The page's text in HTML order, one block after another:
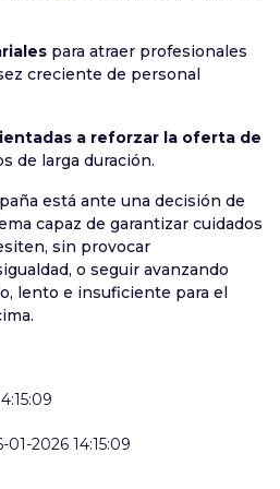
para atraer profesionales
creciente de personal
a reforzar la oferta de
de larga duración.
está ante una decisión de
capaz de garantizar cuidados
sin provocar
o seguir avanzando
lento e insuficiente para el
2026 14:15:09